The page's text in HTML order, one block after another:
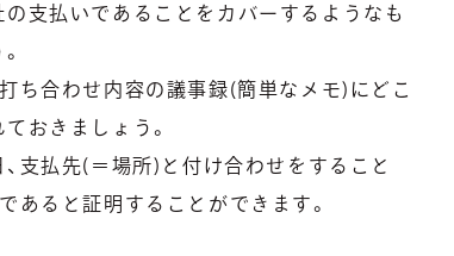
支払いであることをカバーするようなも
ち合わせ内容の議事録(簡単なメモ)にどこ
おきましょう。
支払先(＝場所)と付け合わせをすること
あると証明することができます。